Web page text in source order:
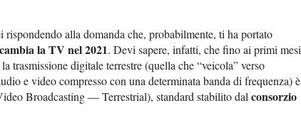
rispondendo alla domanda che, probabilmente, ti ha portato
la TV nel 2021. Devi sapere, infatti, che fino ai primi mesi
trasmissione digitale terrestre (quella che “veicola” verso
e video compresso con una determinata banda di frequenza) è
Broadcasting — Terrestrial), standard stabilito dal consorzio